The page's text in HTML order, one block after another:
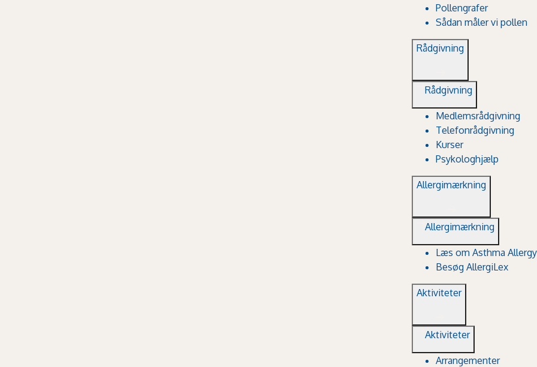
Pollengrafer
Sådan måler vi pollen
Rådgivning
Rådgivning
Medlemsrådgivning
Telefonrådgivning
Kurser
Psykologhjælp
Allergimærkning
Allergimærkning
Læs om Asthma
Besøg AllergiLex
Aktiviteter
Aktiviteter
Arrangementer